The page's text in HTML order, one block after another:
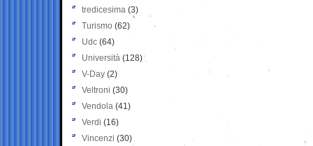
tredicesima (3)
Turismo (62)
Udc (64)
Università (128)
V-Day (2)
Veltroni (30)
Vendola (41)
Verdi (16)
Vincenzi (30)